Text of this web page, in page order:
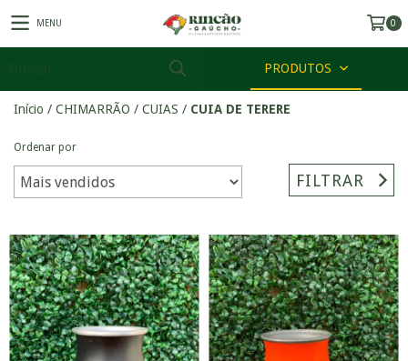
MENU 0
PRODUTOS
Início / CHIMARRÃO / CUIAS / CUIA DE TERERE
Ordenar por
FILTRAR